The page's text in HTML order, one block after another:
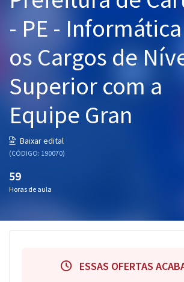
Graduação
OAB
Mentorias
Questões grátis
Conteúdo gratuito
Blog
- PE -
os Cargos de
Superior com a
Equipe Gran
Baixar edital
(CÓDIGO: 190070)
59
Horas de aula
ESSAS OFERTAS